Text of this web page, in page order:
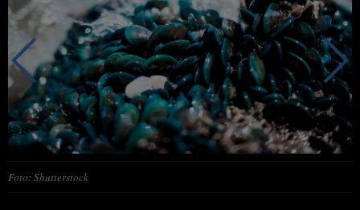
Foto: Shutterstock